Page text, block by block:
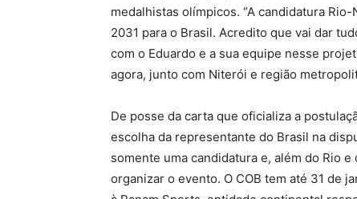
medalhistas olímpicos. “A candidatura
2031 para o Brasil. Acredito que vai dar
com o Eduardo e a sua equipe nesse
agora, junto com Niterói e região
De posse da carta que oficializa a
escolha da representante do Brasil na
somente uma candidatura e, além do Rio
organizar o evento. O COB tem até 31 de